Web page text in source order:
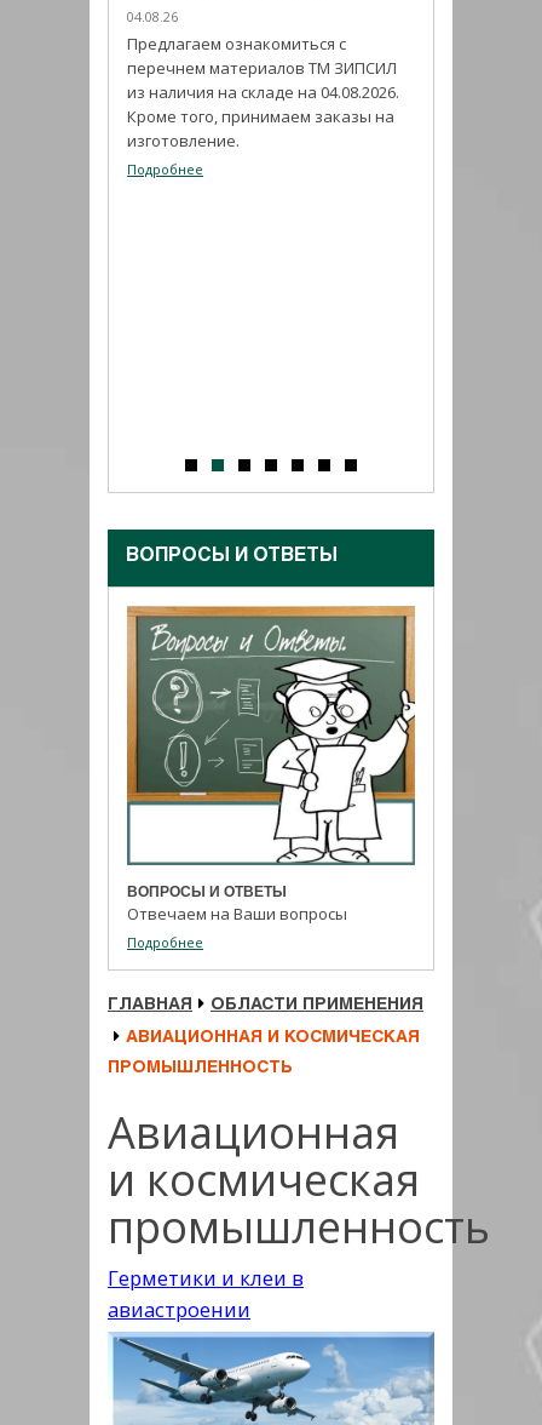
04.08.26
Предлагаем ознакомиться с
перечнем материалов ТМ ЗИПСИЛ
из наличия на складе на 04.08.2026.
Кроме того, принимаем заказы на
изготовление.
Подробнее
ВОПРОСЫ И ОТВЕТЫ
ВОПРОСЫ И ОТВЕТЫ
Отвечаем на Ваши вопросы
Подробнее
ГЛАВНАЯ
ОБЛАСТИ ПРИМЕНЕНИЯ
АВИАЦИОННАЯ И КОСМИЧЕСКАЯ
ПРОМЫШЛЕННОСТЬ
Авиационная
и космическая
промышленность
Герметики и клеи в
авиастроении